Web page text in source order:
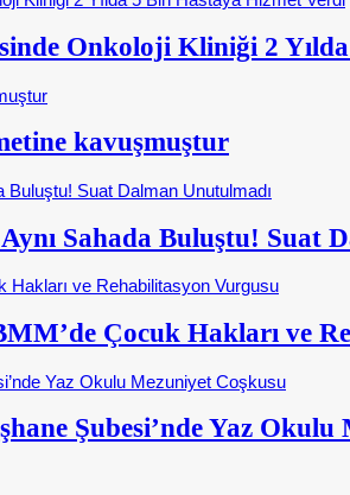
Onkoloji Kliniği 2
kavuşmuştur
Sahada Buluştu! Suat
Çocuk Hakları ve
Şubesi’nde Yaz Okulu